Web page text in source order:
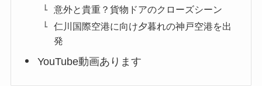
意外と貴重？貨物ドアのクローズシーン
仁川国際空港に向け夕暮れの神戸空港を出
発
YouTube動画あります